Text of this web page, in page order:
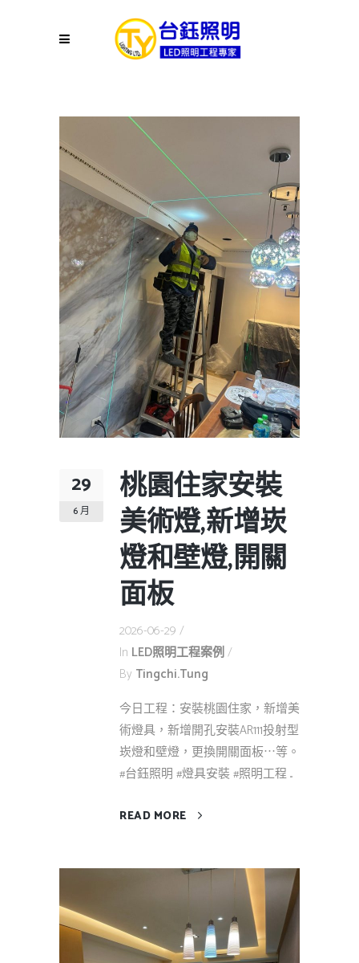
29
6 月
桃園住家安裝
美術燈,新增崁
燈和壁燈,開關
面板
2026-06-29
In LED照明工程案例
By Tingchi.tung
今日工程：安裝桃園住家，新增美
術燈具，新增開孔安裝AR111投射型
崁燈和壁燈，更換開關面板⋯等。
#台鈺照明 #燈具安裝 #照明工程 ...
READ MORE